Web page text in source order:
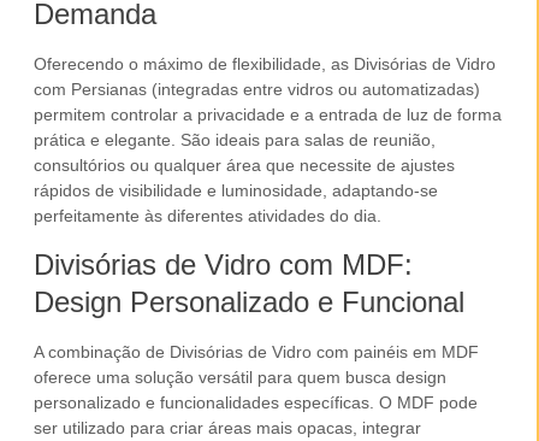
Demanda
Oferecendo o máximo de flexibilidade, as Divisórias de Vidro
com Persianas (integradas entre vidros ou automatizadas)
permitem controlar a privacidade e a entrada de luz de forma
prática e elegante. São ideais para salas de reunião,
consultórios ou qualquer área que necessite de ajustes
rápidos de visibilidade e luminosidade, adaptando-se
perfeitamente às diferentes atividades do dia.
Divisórias de Vidro com MDF:
Design Personalizado e Funcional
A combinação de Divisórias de Vidro com painéis em MDF
oferece uma solução versátil para quem busca design
personalizado e funcionalidades específicas. O MDF pode
ser utilizado para criar áreas mais opacas, integrar